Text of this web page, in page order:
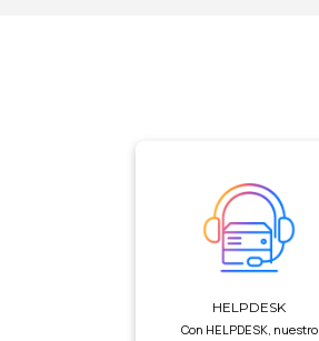
HELPDESK
Con HELPDESK, nuestro